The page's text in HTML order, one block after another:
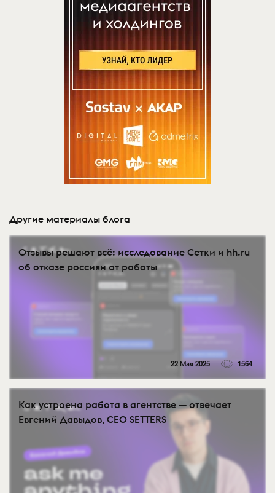
Другие материалы блога
Отзывы решают всё: исследование Сетки и hh.ru
об отказе россиян от работы
22 Мая 2025 1564
Как устроена работа в агентстве — отвечает
Евгений Давыдов, CEO SETTERS